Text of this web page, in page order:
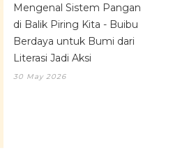
Mengenal Sistem Pangan
di Balik Piring Kita - Buibu
Berdaya untuk Bumi dari
Literasi Jadi Aksi
30 May 2026